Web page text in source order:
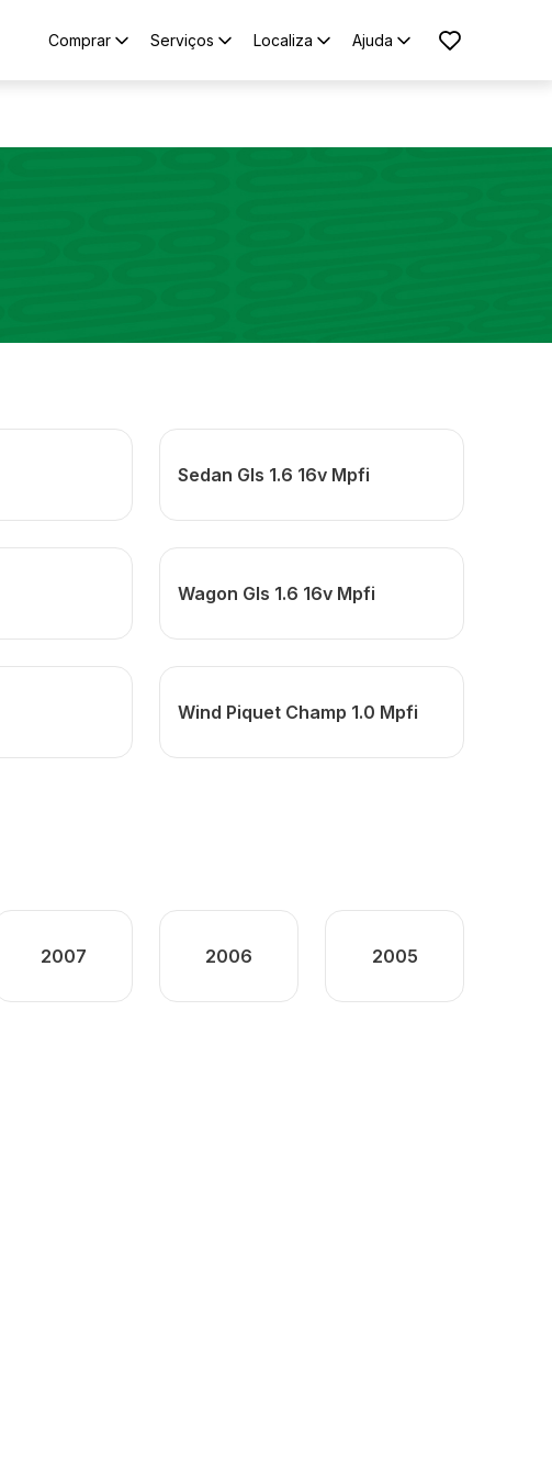
Comprar Serviços Localiza Ajuda
Sedan Gls 1.6 16v Mpfi
Wagon Gls 1.6 16v Mpfi
Wind Piquet Champ 1.0 Mpfi
2007 2006 2005